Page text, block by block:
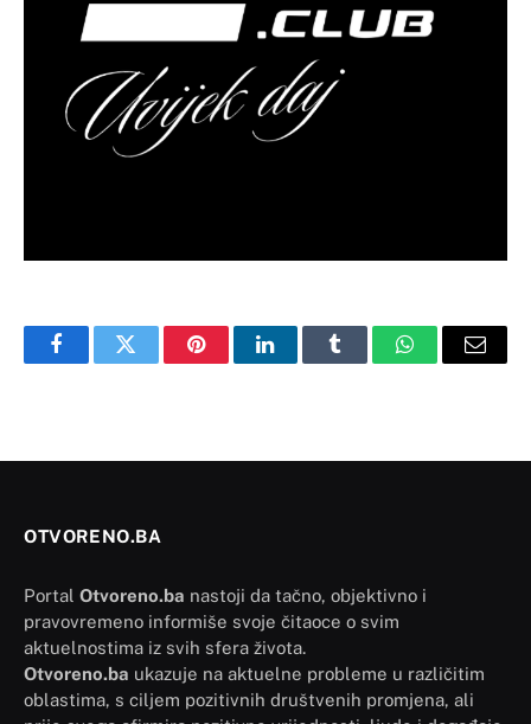
FacebookTwitter PinterestLinkedInTumblr WhatsAppEmail
OTVORENO.BA
Portal Otvoreno.ba nastoji da tačno, objektivno i
pravovremeno informiše svoje čitaoce o svim
aktuelnostima iz svih sfera života.
Otvoreno.ba ukazuje na aktuelne probleme u različitim
oblastima, s ciljem pozitivnih društvenih promjena, ali